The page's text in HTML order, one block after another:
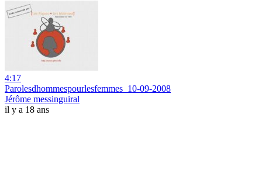
4:17
Parolesdhommespourlesfemmes_10-09-2008
Jérôme messinguiral
il y a 18 ans